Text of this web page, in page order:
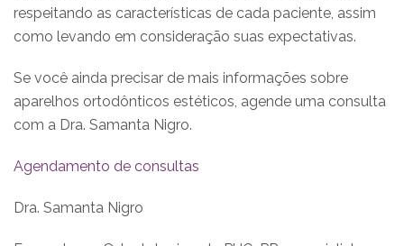
respeitando as características de cada paciente, assim
como levando em consideração suas expectativas.
Se você ainda precisar de mais informações sobre
aparelhos ortodônticos estéticos, agende uma consulta
com a Dra. Samanta Nigro.
Agendamento de consultas
Dra. Samanta Nigro